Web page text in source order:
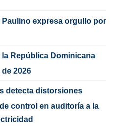
Paulino expresa orgullo por
la República Dominicana
2026
detecta distorsiones
control en auditoría a la